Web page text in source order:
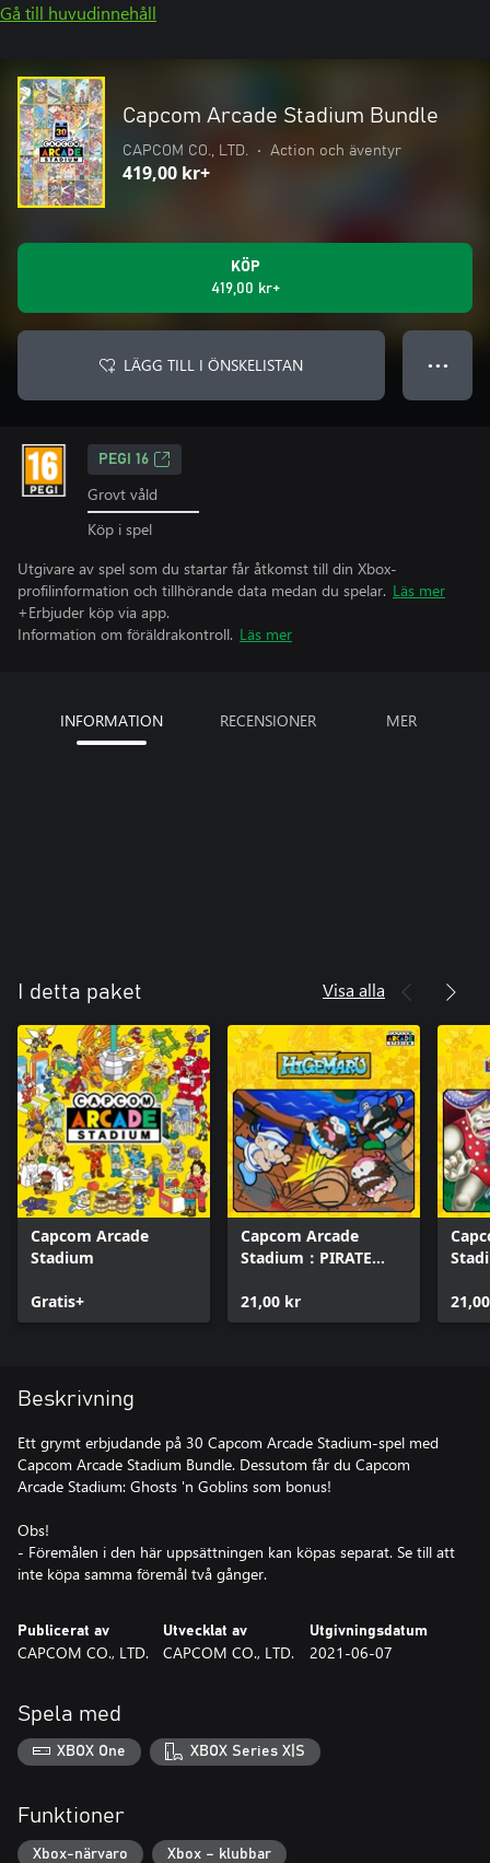
Gå till huvudinnehåll
Capcom Arcade Stadium Bundle
CAPCOM CO., LTD. • Action och äventyr
419,00 kr+
KÖP
419,00 kr+
LÄGG TILL I ÖNSKELISTAN ● ● ●
PEGI 16
Grovt våld
Köp i spel
Utgivare av spel som du startar får åtkomst till din Xbox-
profilinformation och tillhörande data medan du spelar. Läs mer
+Erbjuder köp via app.
Information om föräldrakontroll. Läs mer
INFORMATION RECENSIONER MER
I detta paket Visa alla
Capcom Arcade
Stadium
Gratis+
Capcom Arcade
Stadium：PIRATE
21,00 kr
Beskrivning
Ett grymt erbjudande på 30 Capcom Arcade Stadium-spel med
Capcom Arcade Stadium Bundle. Dessutom får du Capcom
Arcade Stadium: Ghosts 'n Goblins som bonus!
Obs!
- Föremålen i den här uppsättningen kan köpas separat. Se till att
inte köpa samma föremål två gånger.
Publicerat av
CAPCOM CO., LTD.
Utvecklat av
CAPCOM CO., LTD.
Utgivningsdatum
2021-06-07
Spela med
XBOX One XBOX Series X|S
Funktioner
Xbox-närvaro Xbox – klubbar